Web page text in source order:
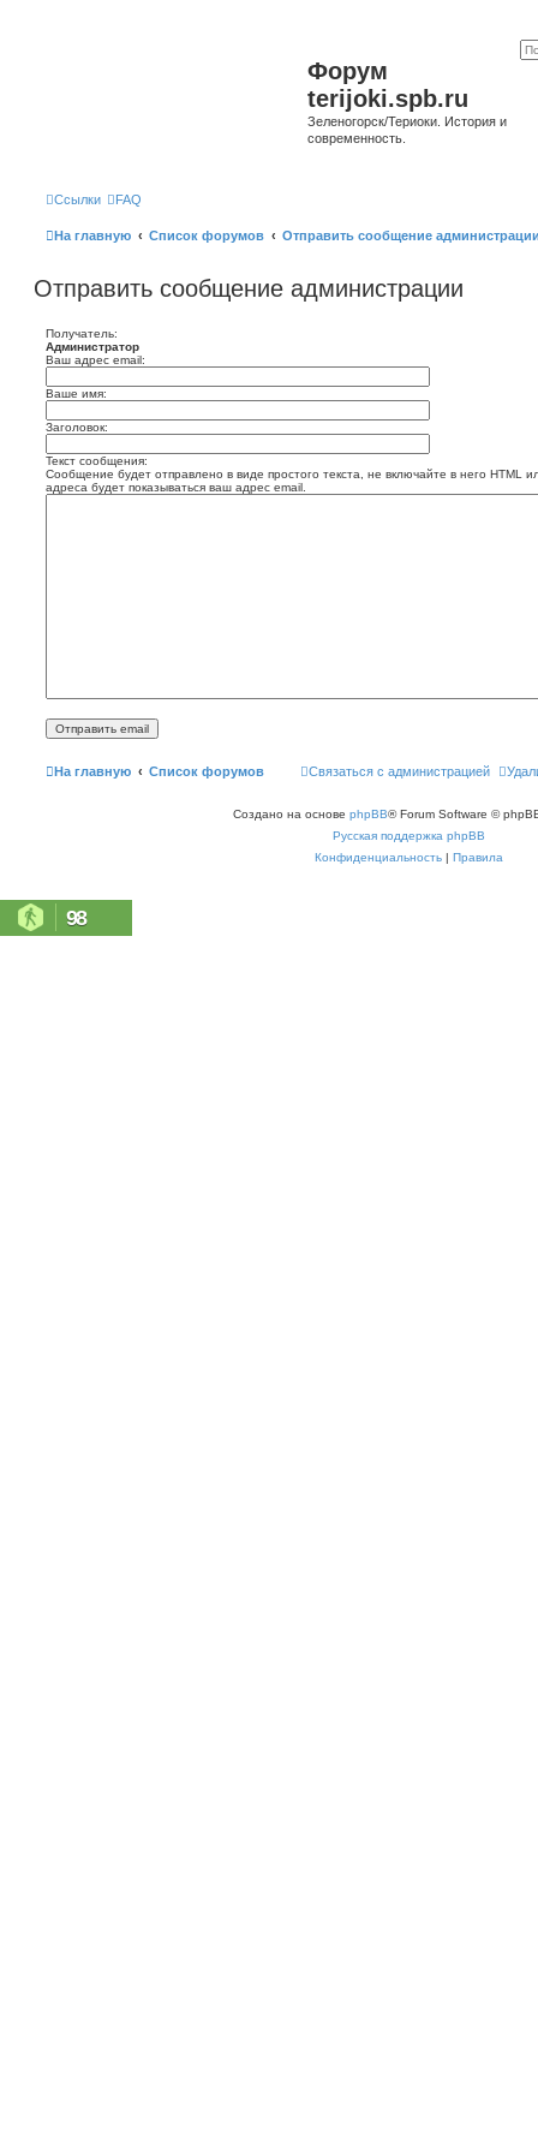
Форум
terijoki.spb.ru
Зеленогорск/Териоки. История и
современность.
Ссылки FAQ
На главную Список форумов Отправить сообщение
Отправить сообщение администрации
Получатель:
Администратор
Ваш адрес email:
Ваше имя:
Заголовок:
Текст сообщения:
Сообщение будет отправлено в виде простого текста, не включайте в него HTML
адреса будет показываться ваш адрес email.
На главную Список форумов Связаться с администрацией
Создано на основе phpBB® Forum Software ©
Русская поддержка phpBB
Конфиденциальность | Правила
98